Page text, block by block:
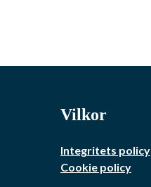
Vilkor
Integritets policy
Cookie policy